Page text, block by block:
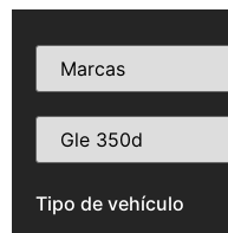
Tipo de vehículo